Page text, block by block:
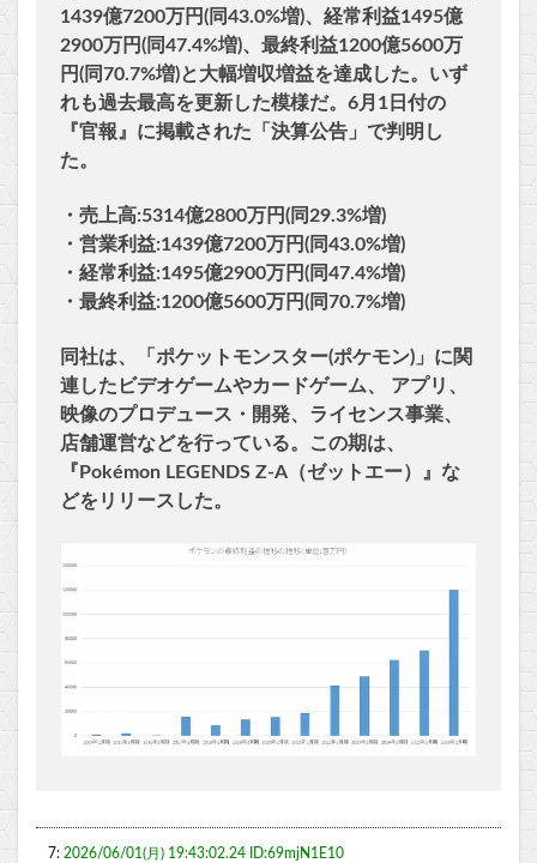
1439億7200万円(同43.0%増)、経常利益1495億
2900万円(同47.4%増)、最終利益1200億5600万
円(同70.7%増)と大幅増収増益を達成した。いず
れも過去最高を更新した模様だ。6月1日付の
『官報』に掲載された「決算公告」で判明し
た。
・売上高:5314億2800万円(同29.3%増)
・営業利益:1439億7200万円(同43.0%増)
・経常利益:1495億2900万円(同47.4%増)
・最終利益:1200億5600万円(同70.7%増)
同社は、「ポケットモンスター(ポケモン)」に関
連したビデオゲームやカードゲーム、 アプリ、
映像のプロデュース・開発、ライセンス事業、
店舗運営などを行っている。この期は、
『Pokémon LEGENDS Z-A（ゼットエー）』な
どをリリースした。
7: 2026/06/01(月) 19:43:02.24 ID:69mjN1E10